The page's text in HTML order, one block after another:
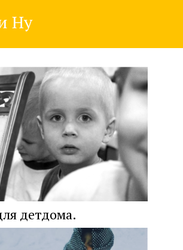
Ну
детдома.